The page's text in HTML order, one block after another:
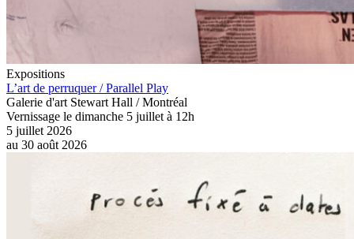
Expositions
L’art de perruquer / Parallel Play
Galerie d'art Stewart Hall / Montréal
Vernissage le dimanche 5 juillet à 12h
5 juillet 2026
au 30 août 2026